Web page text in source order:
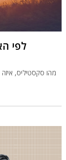
לפי
מהו סקסטיליס, איזה